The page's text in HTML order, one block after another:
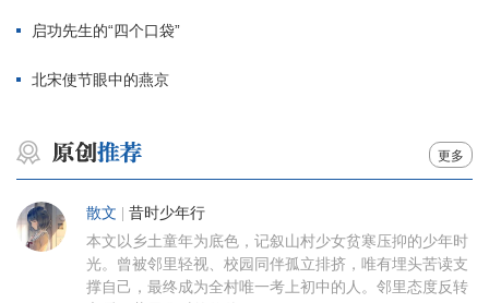
启功先生的“四个口袋”
北宋使节眼中的燕京
更多
散文 昔时少年行
本文以乡土童年为底色，记叙山村少女贫寒压抑的少年时
光。曾被邻里轻视、校园同伴孤立排挤，唯有埋头苦读支
撑自己，最终成为全村唯一考上初中的人。邻里态度反转